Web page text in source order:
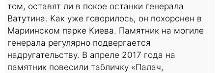
том, оставят ли в покое останки генерала
Ватутина. Как уже говорилось, он похоронен в
Мариинском парке Киева. Памятник на могиле
генерала регулярно подвергается
надругательству. В апреле 2017 года на
памятник повесили табличку «Палач,